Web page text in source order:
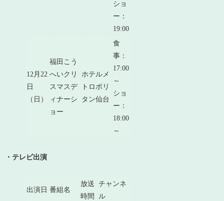
ショ
ー：
19:00
12月22
日
（日）
福田こう
へいクリ
スマスデ
ィナーシ
ョー
ホテルメ
トロポリ
タン仙台
食
事：
17:00
～
ショ
ー：
18:00
～
・テレビ出演
出演日 番組名
放送
時間
チャンネ
ル